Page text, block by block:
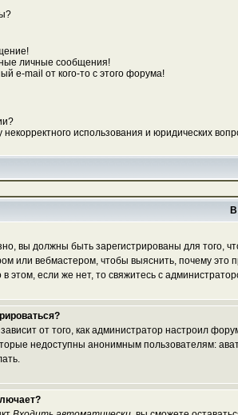
личные сообщения!
e-mail от кого-то с этого форума!
использования и юридических
вы должны быть зарегистрированы для того,
или вебмастером, чтобы выяснить, почему
этом, если же нет, то свяжитесь с
от того, как администратор настроил
недоступны анонимным пользователям: